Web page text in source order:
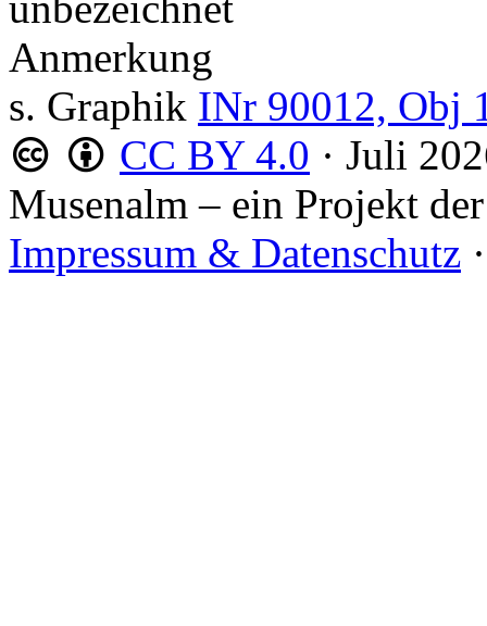
Anmerkung
s. Graphik INr 90012, Obj
CC BY 4.0 · Juli
Musenalm – ein Projekt der
Impressum & Datenschutz ·